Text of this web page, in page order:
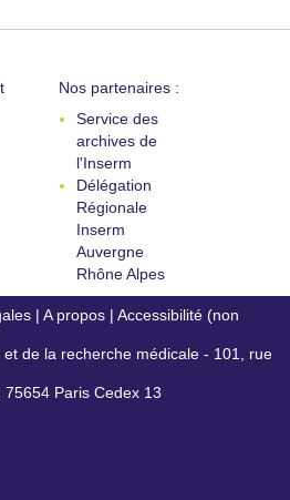
Nos partenaires :
Service des
archives de
l'Inserm
Délégation
Régionale
Inserm
Auvergne
Rhône Alpes
| A propos | Accessibilité (non
conforme)
de la recherche médicale - 101, rue
75654 Paris Cedex 13